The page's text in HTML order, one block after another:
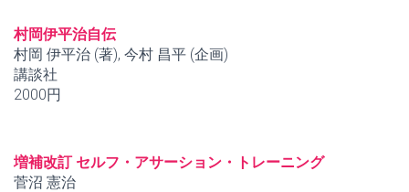
村岡伊平治自伝
村岡 伊平治 (著), 今村 昌平 (企画)
講談社
2000円
増補改訂 セルフ・アサーション・トレーニング
菅沼 憲治